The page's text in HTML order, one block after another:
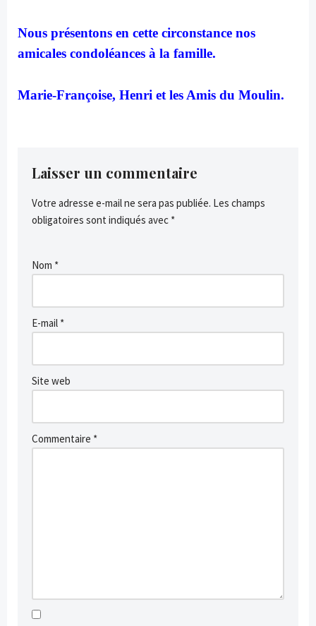
Nous présentons en cette circonstance nos
amicales condoléances à la famille.
Marie-Françoise, Henri et les Amis du Moulin.
Laisser un commentaire
Votre adresse e-mail ne sera pas publiée. Les champs
obligatoires sont indiqués avec *
Nom *
E-mail *
Site web
Commentaire *